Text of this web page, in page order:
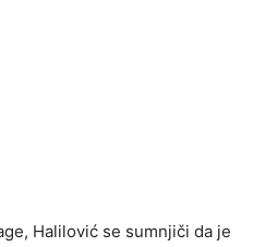
Halilović se sumnjiči da je